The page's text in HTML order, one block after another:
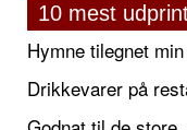
10 mest
Hymne tilegnet
Drikkevarer på